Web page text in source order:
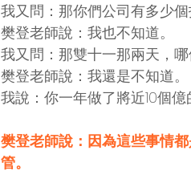
我又問：那你們公司有多少個
樊登老師說：我也不知道。
我又問：那雙十一那兩天，
樊登老師說：我還是不知道。
我說：你一年做了將近10個
樊登老師說：因為這些事情
管。